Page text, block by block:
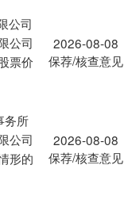
公司
公司
票价
2026-08-08
保荐/核查意见
务所
公司
形的
2026-08-08
保荐/核查意见